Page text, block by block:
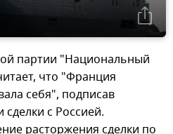
партии "Национальный
что "Франция
себя", подписав
с Россией.
расторжения сделки по